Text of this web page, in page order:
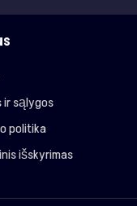
ir sąlygos
politika
išskyrimas